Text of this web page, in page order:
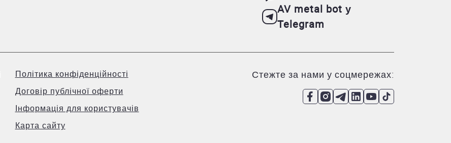
AV metal bot у
Telegram
Політика конфіденційності
Договір публічної оферти
Інформація для користувачів
Карта сайту
Стежте за нами у соцмережах: